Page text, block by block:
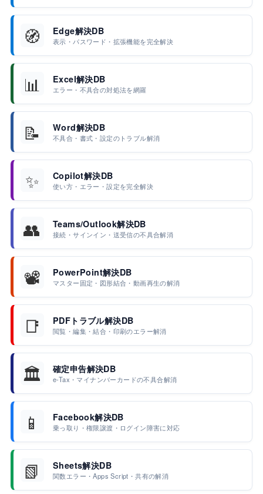
🧭 Edge解決DB
表示・パスワード・拡張機能を完全解決
📊 Excel解決DB
エラー・不具合の対処法を網羅
📝 Word解決DB
不具合・書式・設定のトラブル解消
✨ Copilot解決DB
使い方・エラー・設定を完全解決
👥 Teams/Outlook解決DB
接続・サインイン・送受信の不具合解消
📽️ PowerPoint解決DB
マスター固定・図形結合・動画再生の解消
📑 PDFトラブル解決DB
閲覧・編集・結合・印刷のエラー解消
🏛️ 確定申告解決DB
e-Tax・マイナンバーカードの不具合解消
📱 Facebook解決DB
乗っ取り・権限譲渡・ログイン障害に対応
📗 Sheets解決DB
関数エラー・Apps Script・共有の解消